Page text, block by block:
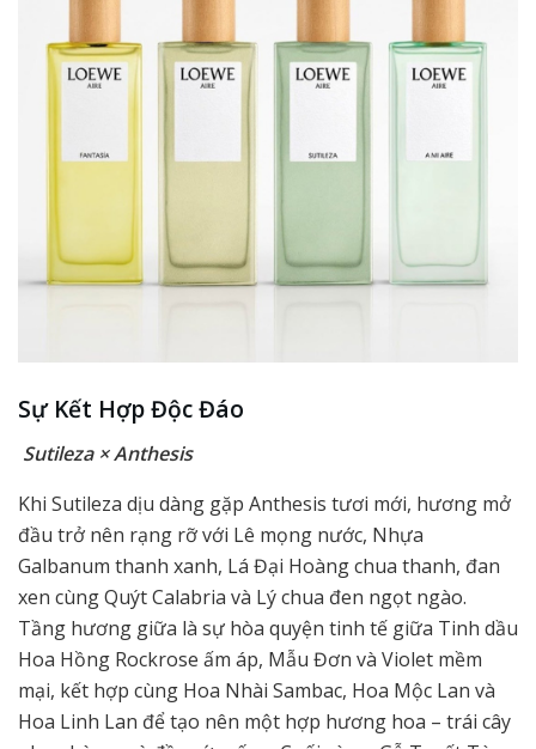
Sự Kết Hợp Độc Đáo
Sutileza × Anthesis
Khi Sutileza dịu dàng gặp Anthesis tươi mới, hương mở
đầu trở nên rạng rỡ với Lê mọng nước, Nhựa
Galbanum thanh xanh, Lá Đại Hoàng chua thanh, đan
xen cùng Quýt Calabria và Lý chua đen ngọt ngào.
Tầng hương giữa là sự hòa quyện tinh tế giữa Tinh dầu
Hoa Hồng Rockrose ấm áp, Mẫu Đơn và Violet mềm
mại, kết hợp cùng Hoa Nhài Sambac, Hoa Mộc Lan và
Hoa Linh Lan để tạo nên một hợp hương hoa – trái cây